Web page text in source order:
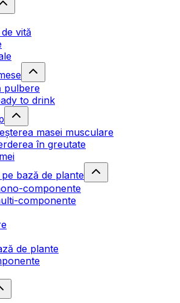
vită
pulbere
to drink
masei musculare
în greutate
bază de plante
componente
componente
de plante